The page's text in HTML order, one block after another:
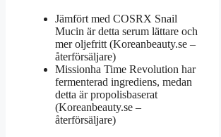
Jämfört med COSRX Snail
Mucin är detta serum lättare och
mer oljefritt (Koreanbeauty.se –
återförsäljare)
Missionha Time Revolution har
fermenterad ingrediens, medan
detta är propolisbaserat
(Koreanbeauty.se –
återförsäljare)